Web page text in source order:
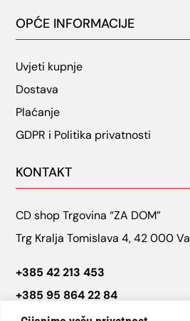
OPĆE INFORMACIJE
Uvjeti kupnje
Dostava
Plaćanje
GDPR i Politika privatnosti
KONTAKT
CD shop Trgovina “ZA DOM”
Trg Kralja Tomislava 4, 42 000
+385 42 213 453
+385 95 864 22 84
cdshop.varazdin@gmail.com